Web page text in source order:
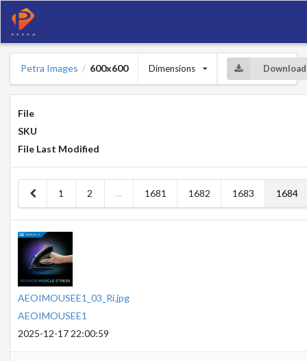
Petra Images / 600x600 Dimensions Download
File
SKU
File Last Modified
1 2 ... 1681 1682 1683 1684
AEOIMOUSEE1_03_Ri.jpg
AEOIMOUSEE1
2025-12-17 22:00:59